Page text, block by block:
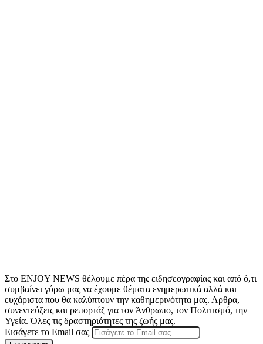
Στο ENJOY NEWS θέλουμε πέρα της ειδησεογραφίας και από ό,τι
συμβαίνει γύρω μας να έχουμε θέματα ενημερωτικά αλλά και
ευχάριστα που θα καλύπτουν την καθημερινότητα μας. Αρθρα,
συνεντεύξεις και ρεπορτάζ για τον Άνθρωπο, τον Πολιτισμό, την
Υγεία. Όλες τις δραστηριότητες της ζωής μας.
Εισάγετε το Email σας